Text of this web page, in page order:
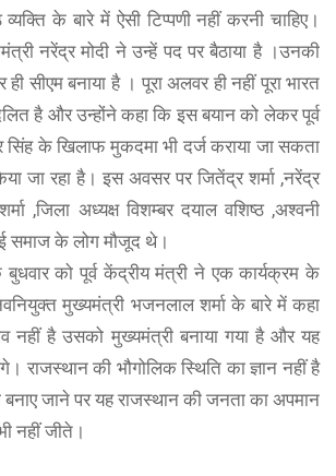
के बारे में ऐसी टिप्पणी नहीं करनी चाहिए।
नरेंद्र मोदी ने उन्हें पद पर बैठाया है ।उनकी
सीएम बनाया है । पूरा अलवर ही नहीं पूरा भारत
है और उन्होंने कहा कि इस बयान को लेकर पूर्व
सिंह के खिलाफ मुकदमा भी दर्ज कराया जा सकता
जा रहा है। इस अवसर पर जितेंद्र शर्मा ,नरेंद्र
,जिला अध्यक्ष विशम्बर दयाल वशिष्ठ ,अश्वनी
समाज के लोग मौजूद थे।
को पूर्व केंद्रीय मंत्री ने एक कार्यक्रम के
मुख्यमंत्री भजनलाल शर्मा के बारे में कहा
नहीं है उसको मुख्यमंत्री बनाया गया है और यह
राजस्थान की भौगोलिक स्थिति का ज्ञान नहीं है
जाने पर यह राजस्थान की जनता का अपमान
नहीं जीते।